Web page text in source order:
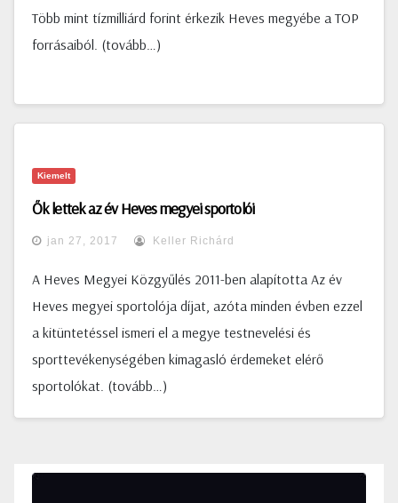
Több mint tízmilliárd forint érkezik Heves megyébe a TOP
forrásaiból. (tovább…)
Kiemelt
Ők lettek az év Heves megyei sportolói
jan 27, 2017 Keller Richárd
A Heves Megyei Közgyűlés 2011-ben alapította Az év
Heves megyei sportolója díjat, azóta minden évben ezzel
a kitüntetéssel ismeri el a megye testnevelési és
sporttevékenységében kimagasló érdemeket elérő
sportolókat. (tovább…)